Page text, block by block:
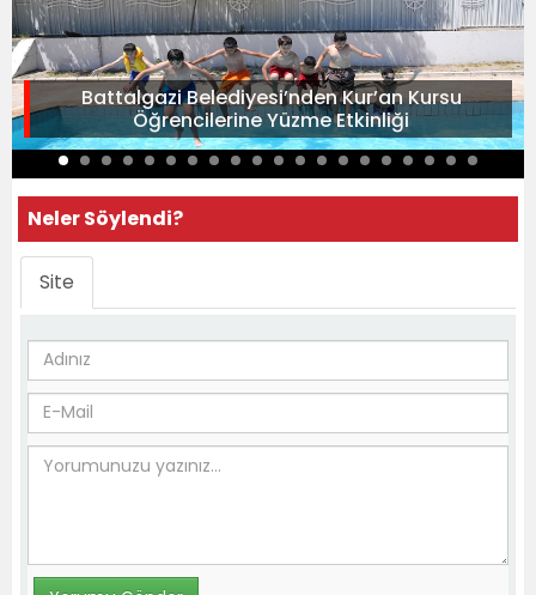
Battalgazi Belediyesi’nden Kur’an Kursu
Öğrencilerine Yüzme Etkinliği
Neler Söylendi?
Site